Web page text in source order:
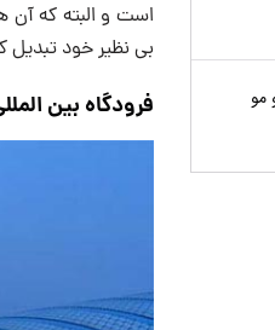
مو
است و البته که آن
بی نظیر خود تبدیل
فرودگاه بین